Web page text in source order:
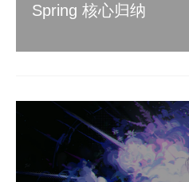
Spring 核心归纳